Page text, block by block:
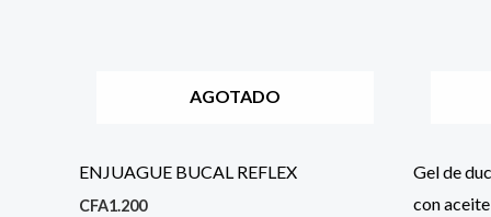
AGOTADO
ENJUAGUE BUCAL REFLEX
CFA1.200
Gel de
con